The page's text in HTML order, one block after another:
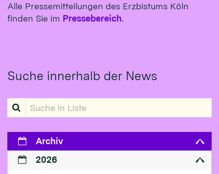
Alle Pressemitteilungen des Erzbistums Köln
finden Sie im Pressebereich.
Suche innerhalb der News
Suche in Liste
Archiv
2026